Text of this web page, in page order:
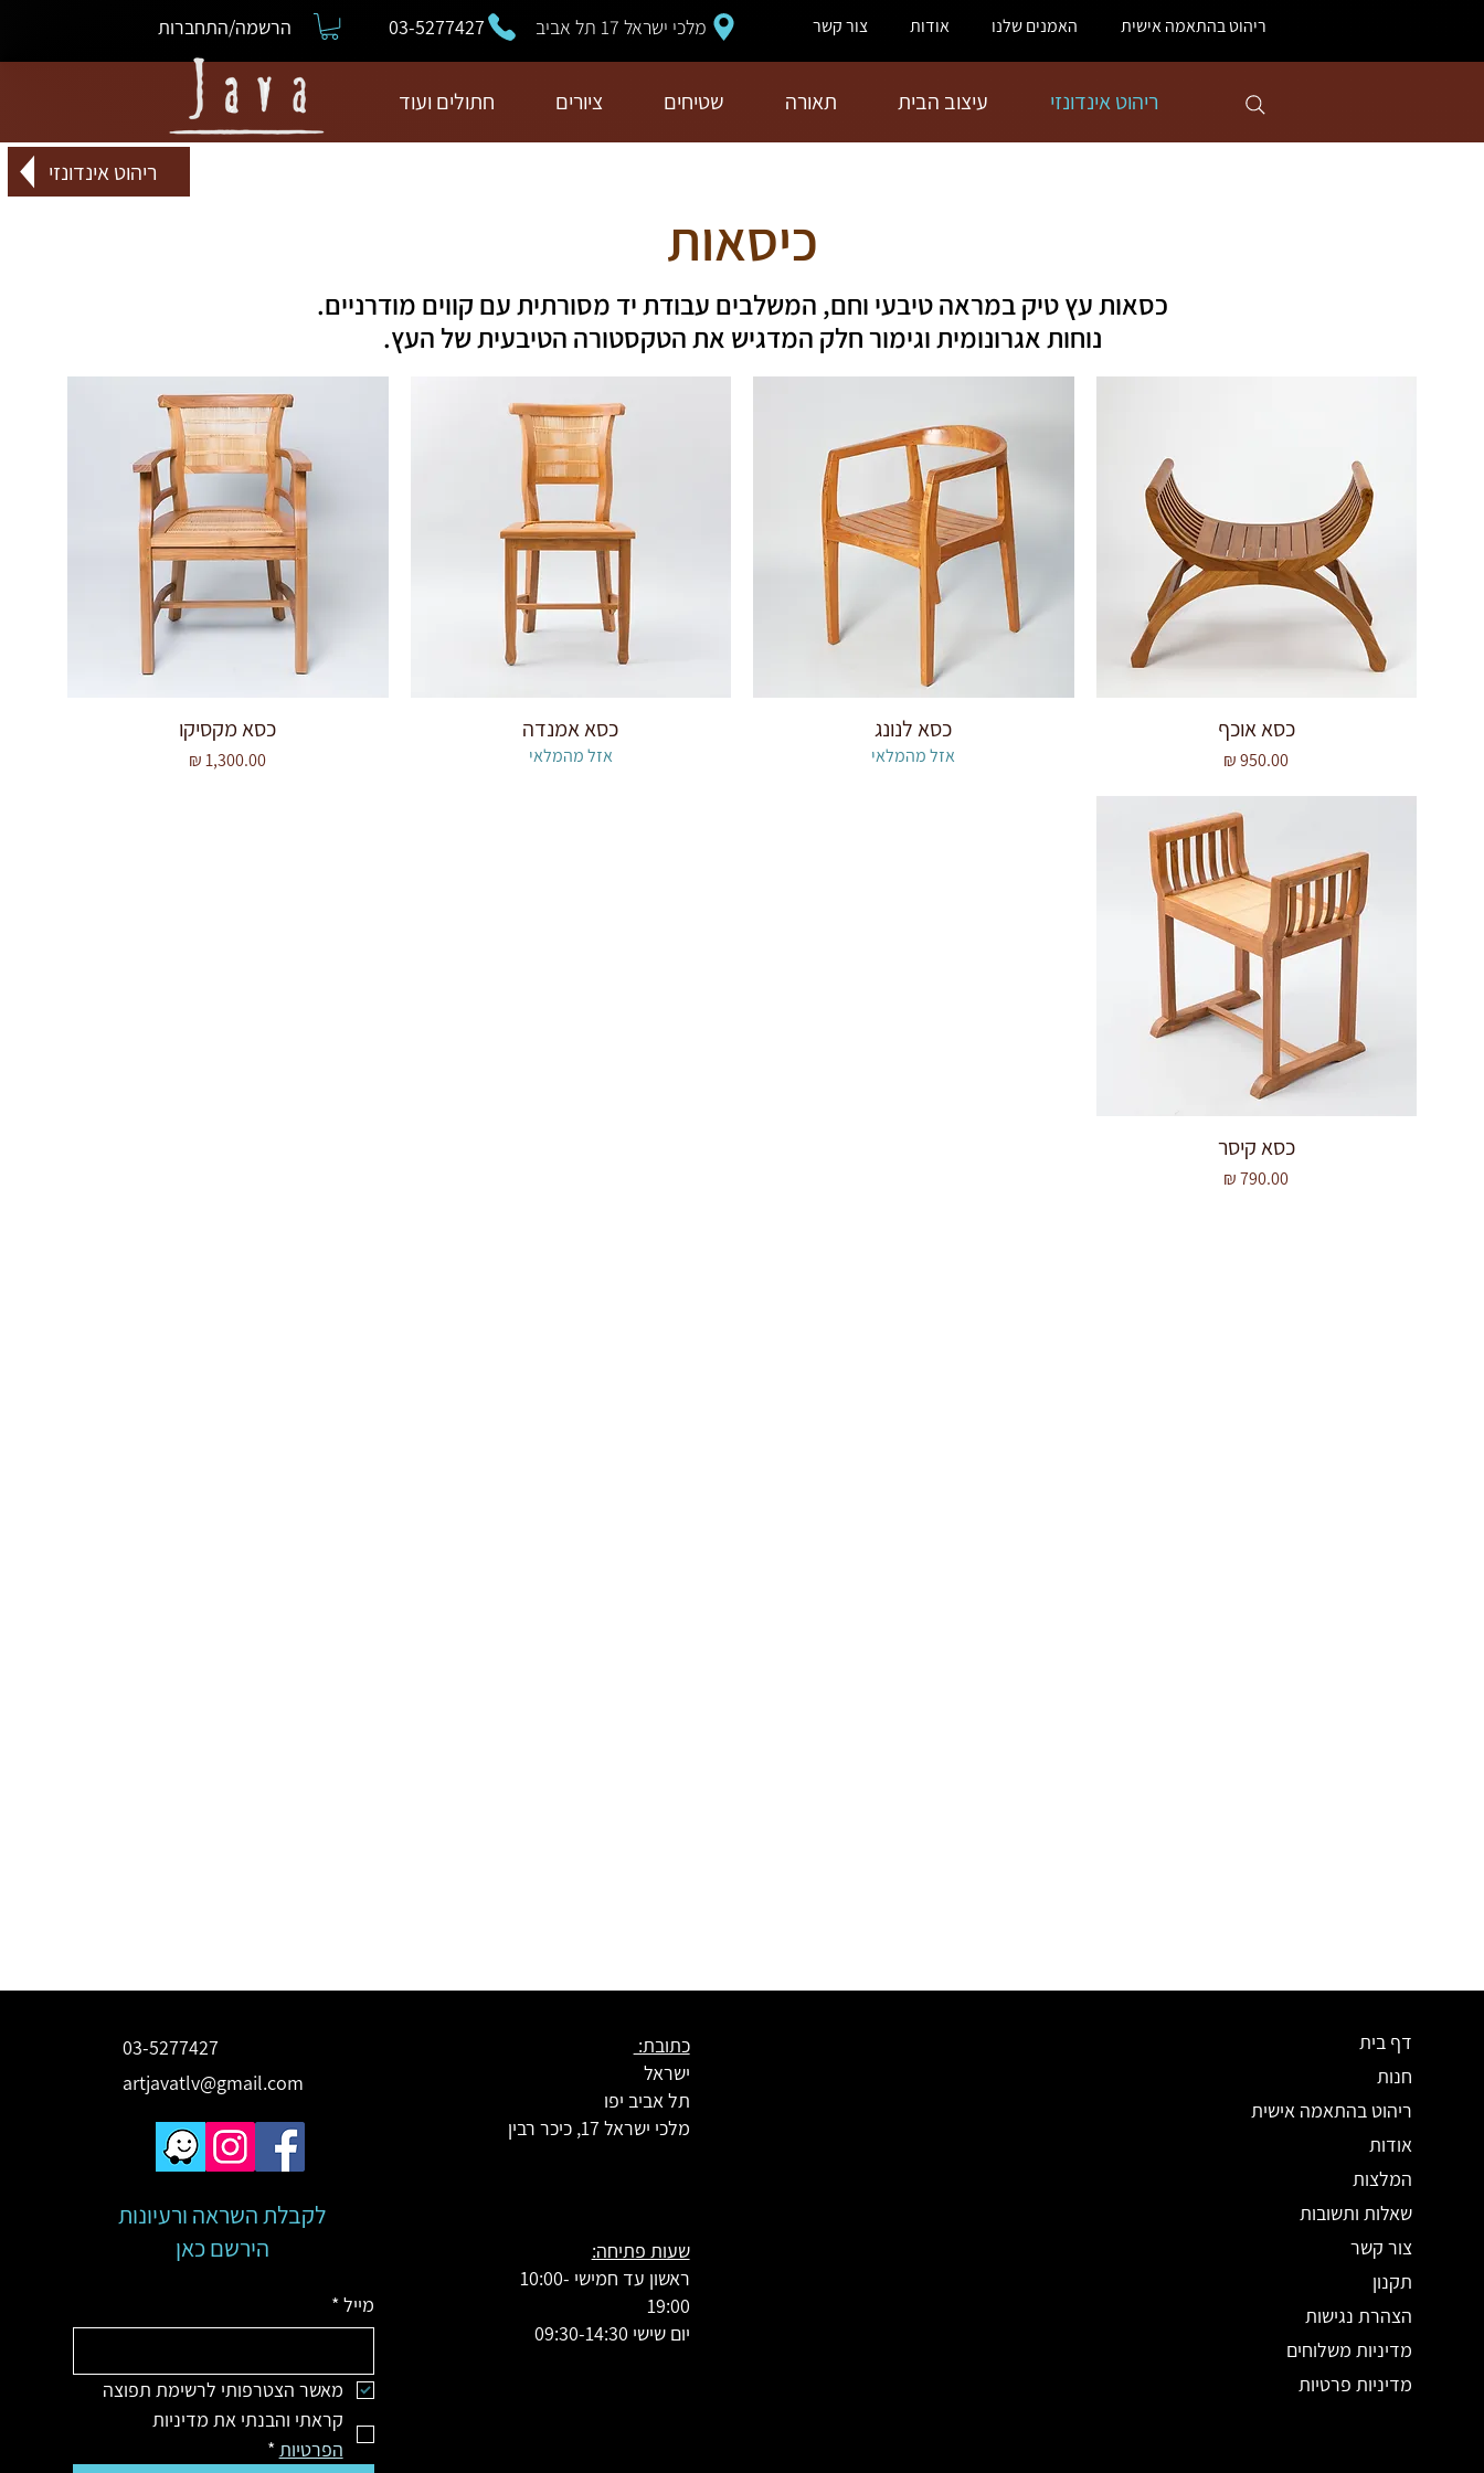
ריהוט בהתאמה אישית האמנים שלנו אודות צור קשר מלכי ישראל 17 תל אביב 03-5277427 הרשמה/התחברות
ריהוט אינדונזי עיצוב הבית תאורה שטיחים ציורים חתולים ועוד
ריהוט אינדונזי
כיסאות
כסאות עץ טיק במראה טיבעי וחם, המשלבים עבודת יד מסורתית עם קווים מודרניים.
נוחות אגרונומית וגימור חלק המדגיש את הטקסטורה הטיבעית של העץ.
כסא אוכף
מחיר
כסא לנונג
אזל מהמלאי
כסא אמנדה
אזל מהמלאי
כסא מקסיקו
מחיר
כסא קיסר
מחיר
03-5277427
artjavatlv@gmail.com
לקבלת השראה ורעיונות
הירשם כאן
מייל *
מאשר הצטרפותי לרשימת תפוצה
קראתי והבנתי את מדיניות
הפרטיות *
כתובת:
ישראל
תל אביב יפו
מלכי ישראל 17, כיכר רבין
שעות פתיחה:
ראשון עד חמישי 10:00-
19:00
יום שישי 09:30-14:30
דף בית
חנות
ריהוט בהתאמה אישית
אודות
המלצות
שאלות ותשובות
צור קשר
תקנון
הצהרת נגישות
מדיניות משלוחים
מדיניות פרטיות